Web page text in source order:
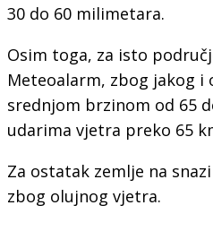
30 do 60 milimetara.
Osim toga, za isto
Meteoalarm, zbog jakog i
srednjom brzinom od 65
udarima vjetra preko 65
Za ostatak zemlje na
zbog olujnog vjetra.